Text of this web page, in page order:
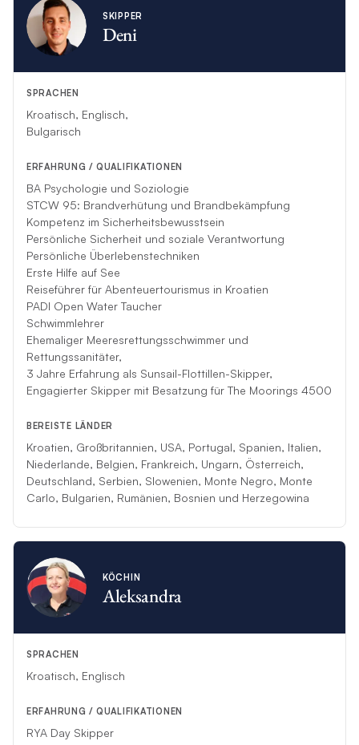
Restaurants, die Organisation von Häfen, Ausflügen,
medizinische Versorgung, Weinproben, Besichtigungen und
allen anderen Aufgaben verantwortlich, um sicherzustellen,
angestellt und freut sich darauf, den Gästen ein einzigartiges
und fantastisches Erlebnis auf dem Wasser zu bieten.
SKIPPER
Deni
SPRACHEN
Kroatisch, Englisch,
Bulgarisch
ERFAHRUNG / QUALIFIKATIONEN
BA Psychologie und Soziologie
STCW 95: Brandverhütung und Brandbekämpfung
Kompetenz im Sicherheitsbewusstsein
Persönliche Sicherheit und soziale Verantwortung
Persönliche Überlebenstechniken
Erste Hilfe auf See
Reiseführer für Abenteuertourismus in Kroatien
PADI Open Water Taucher
Schwimmlehrer
Ehemaliger Meeresrettungsschwimmer und
Rettungssanitäter,
3 Jahre Erfahrung als Sunsail-Flottillen-Skipper,
Engagierter Skipper mit Besatzung für The Moorings 4500
BEREISTE LÄNDER
Kroatien, Großbritannien, USA, Portugal, Spanien, Italien,
Niederlande, Belgien, Frankreich, Ungarn, Österreich,
Deutschland, Serbien, Slowenien, Monte Negro, Monte
Carlo, Bulgarien, Rumänien, Bosnien und Herzegowina
KÖCHIN
Aleksandra
SPRACHEN
Kroatisch, Englisch
ERFAHRUNG / QUALIFIKATIONEN
RYA Day Skipper